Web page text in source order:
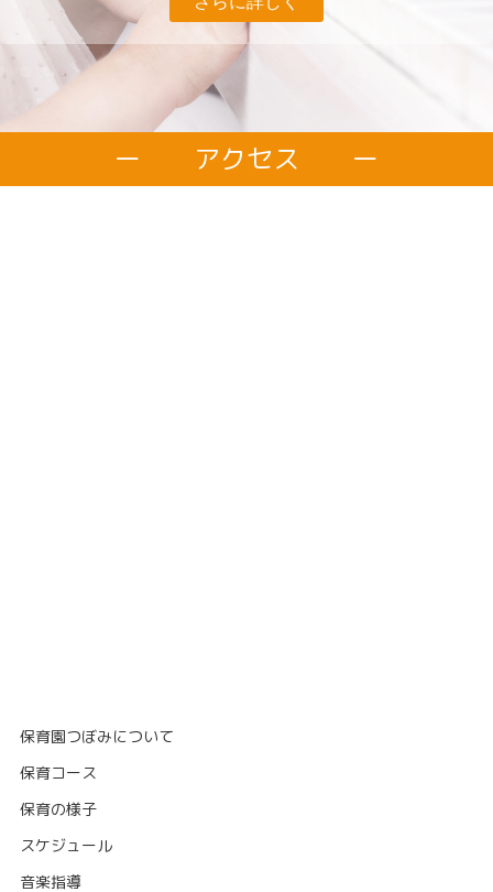
ー アクセス ー
保育園つぼみについて
保育コース
保育の様子
スケジュール
音楽指導